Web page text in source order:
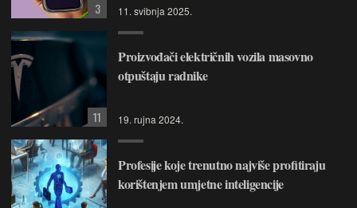
11. svibnja 2025.
3
Proizvođači električnih vozila masovno
otpuštaju radnike
19. rujna 2024.
11
Profesije koje trenutno najviše profitiraju
korištenjem umjetne inteligencije